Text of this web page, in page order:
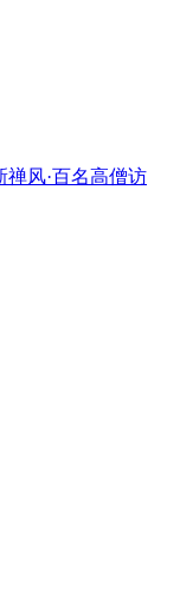
风·百名高僧访